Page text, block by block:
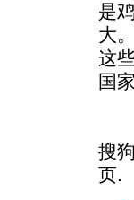
是
大
这
国
搜
页.